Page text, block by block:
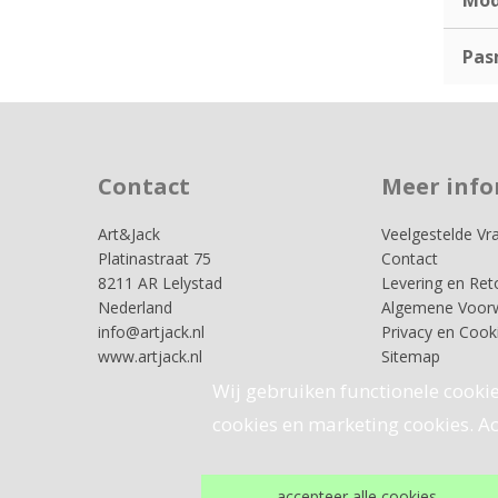
Wij gebruiken functionele
cookies en marketing cookies.
Contact
Art&Jack
Platinastraat 75
8211 AR Lelystad
Nederland
info@artjack.nl
www.artjack.nl
Meer
Veelgestelde
Contact
Levering en
Algemene
Privacy en
Sitemap